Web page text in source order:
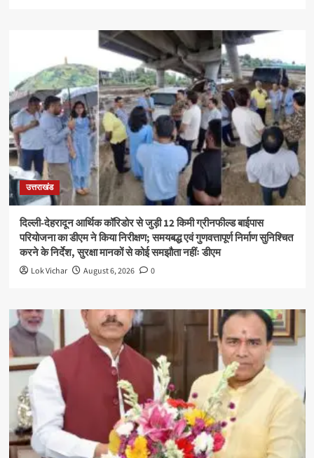
उत्तराखंड
दिल्ली-देहरादून आर्थिक कॉरिडोर से जुड़ी 12 किमी ग्रीनफील्ड बाईपास
परियोजना का डीएम ने किया निरीक्षण; समयबद्ध एवं गुणवत्तापूर्ण निर्माण सुनिश्चित
करने के निर्देश, सुरक्षा मानकों से कोई समझौता नहींः डीएम
Lok Vichar August 6, 2026 0